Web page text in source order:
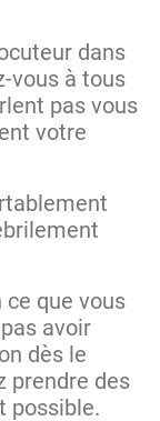
dans
vous à tous
pas vous
votre
ce que vous
avoir
dès le
prendre des
possible.